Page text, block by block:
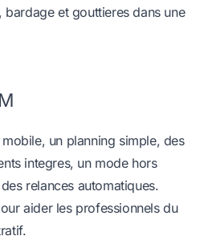
bardage et gouttieres dans une
un planning simple, des
integres, un mode hors
relances automatiques.
aider les professionnels du